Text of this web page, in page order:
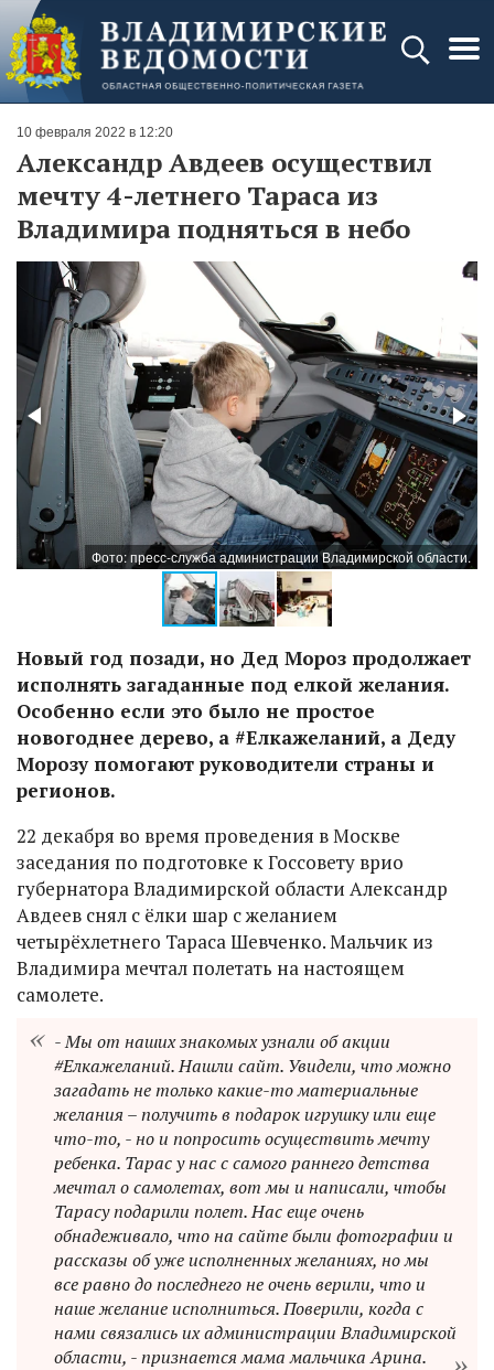
10 февраля 2022 в 12:20
Александр Авдеев осуществил
мечту 4-летнего Тараса из
Владимира подняться в небо
Фото: пресс-служба администрации Владимирской области.
Новый год позади, но Дед Мороз продолжает
исполнять загаданные под елкой желания.
Особенно если это было не простое
новогоднее дерево, а #Елкажеланий, а Деду
Морозу помогают руководители страны и
регионов.
22 декабря во время проведения в Москве
заседания по подготовке к Госсовету врио
губернатора Владимирской области Александр
Авдеев снял с ёлки шар с желанием
четырёхлетнего Тараса Шевченко. Мальчик из
Владимира мечтал полетать на настоящем
самолете.
- Мы от наших знакомых узнали об акции
#Елкажеланий. Нашли сайт. Увидели, что можно
загадать не только какие-то материальные
желания – получить в подарок игрушку или еще
что-то, - но и попросить осуществить мечту
ребенка. Тарас у нас с самого раннего детства
мечтал о самолетах, вот мы и написали, чтобы
Тарасу подарили полет. Нас еще очень
обнадеживало, что на сайте были фотографии и
рассказы об уже исполненных желаниях, но мы
все равно до последнего не очень верили, что и
наше желание исполниться. Поверили, когда с
нами связались их администрации Владимирской
области, - признается мама мальчика Арина.